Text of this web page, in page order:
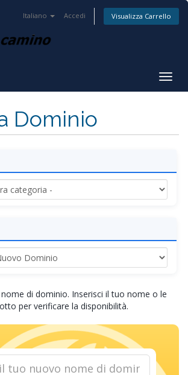
Italiano Accedi Visualizza Carrello
Dominio
di dominio. Inserisci il tuo nome o le
per verificare la disponibilità.